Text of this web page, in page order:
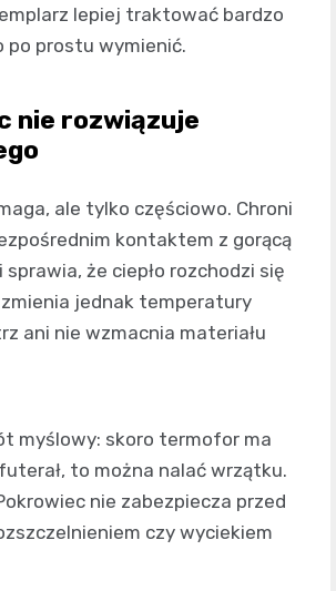
lepiej traktować bardzo
po prostu wymienić.
nie rozwiązuje
ale tylko częściowo. Chroni
kontaktem z gorącą
sprawia, że ciepło rozchodzi się
zmienia jednak temperatury
ani nie wzmacnia materiału
myślowy: skoro termofor ma
to można nalać wrzątku.
nie zabezpiecza przed
czy wyciekiem